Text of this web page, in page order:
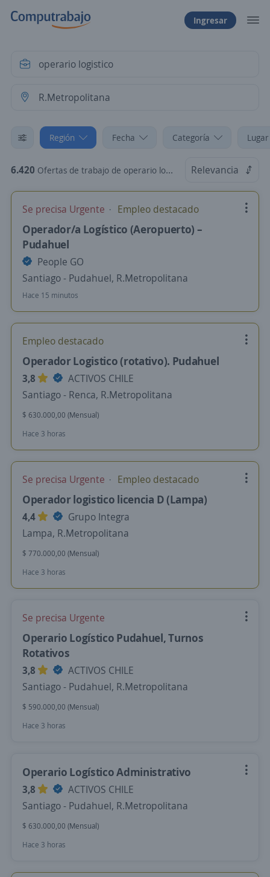
Ingresar
Región Fecha Categoría
6.420 Ofertas de trabajo de operario logistico en R.Metropolitana Relevancia
Se precisa Urgente Empleo destacado
Operador/a Logístico (Aeropuerto) –
Pudahuel
People GO
Santiago - Pudahuel, R.Metropolitana
Hace 15 minutos
Empleo destacado
Operador Logistico (rotativo). Pudahuel
3,8
ACTIVOS CHILE
Santiago - Renca, R.Metropolitana
$ 630.000,00 (Mensual)
Hace 3 horas
Se precisa Urgente Empleo destacado
Operador logistico licencia D (Lampa)
4,4
Grupo Integra
Lampa, R.Metropolitana
$ 770.000,00 (Mensual)
Hace 3 horas
Se precisa Urgente
Operario Logístico Pudahuel, Turnos
Rotativos
3,8
ACTIVOS CHILE
Santiago - Pudahuel, R.Metropolitana
$ 590.000,00 (Mensual)
Hace 3 horas
Operario Logístico Administrativo
3,8
ACTIVOS CHILE
Santiago - Pudahuel, R.Metropolitana
$ 630.000,00 (Mensual)
Hace 3 horas